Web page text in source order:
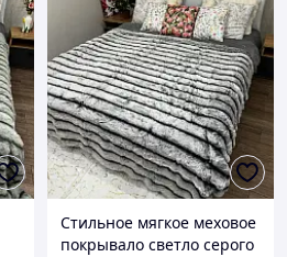
Стильное мягкое меховое
покрывало светло серого